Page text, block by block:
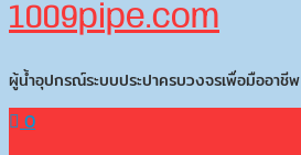
1009pipe.com
ผู้น้ำอุปกรณ์ระบบประปาครบวงจรเพื่อมืออาชีพ
0